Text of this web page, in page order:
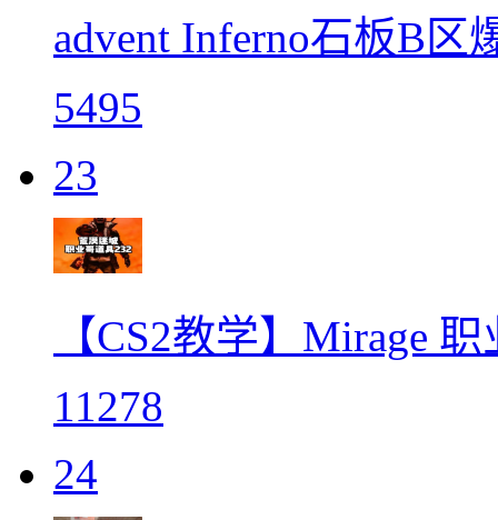
advent Inferno石板B
5495
23
【CS2教学】Mirage
11278
24